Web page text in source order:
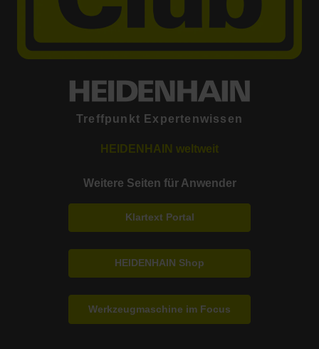
Treffpunkt Expertenwissen
HEIDENHAIN weltweit
Weitere Seiten für Anwender
Klartext Portal
HEIDENHAIN Shop
Werkzeugmaschine im Focus